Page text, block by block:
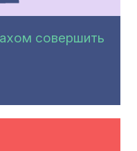
совершить